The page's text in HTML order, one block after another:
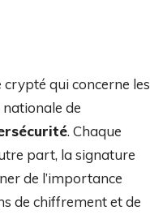
qui concerne les
de
. Chaque
part, la signature
de l’importance
de chiffrement et de